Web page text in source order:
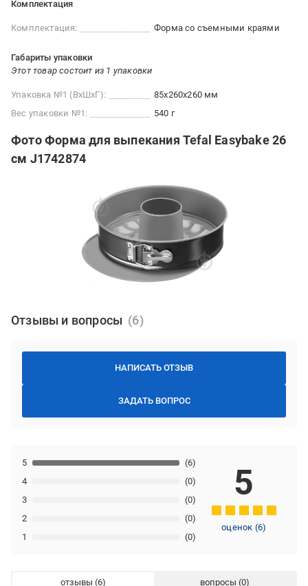
Комплектация
Комплектация: Форма со съемными краями
Габариты упаковки
Этот товар состоит из 1 упаковки
Упаковка №1 (ВхШхГ):
85x260x260 мм
Вес упаковки №1:
540 г
Фото Форма для выпекания Tefal Easybake 26
см J1742874
Отзывы и вопросы
НАПИСАТЬ ОТЗЫВ
ЗАДАТЬ ВОПРОС
1 (0)
2 (0)
3 (0)
4 (0)
5 (6)
5
оценок (6)
отзывы вопросы